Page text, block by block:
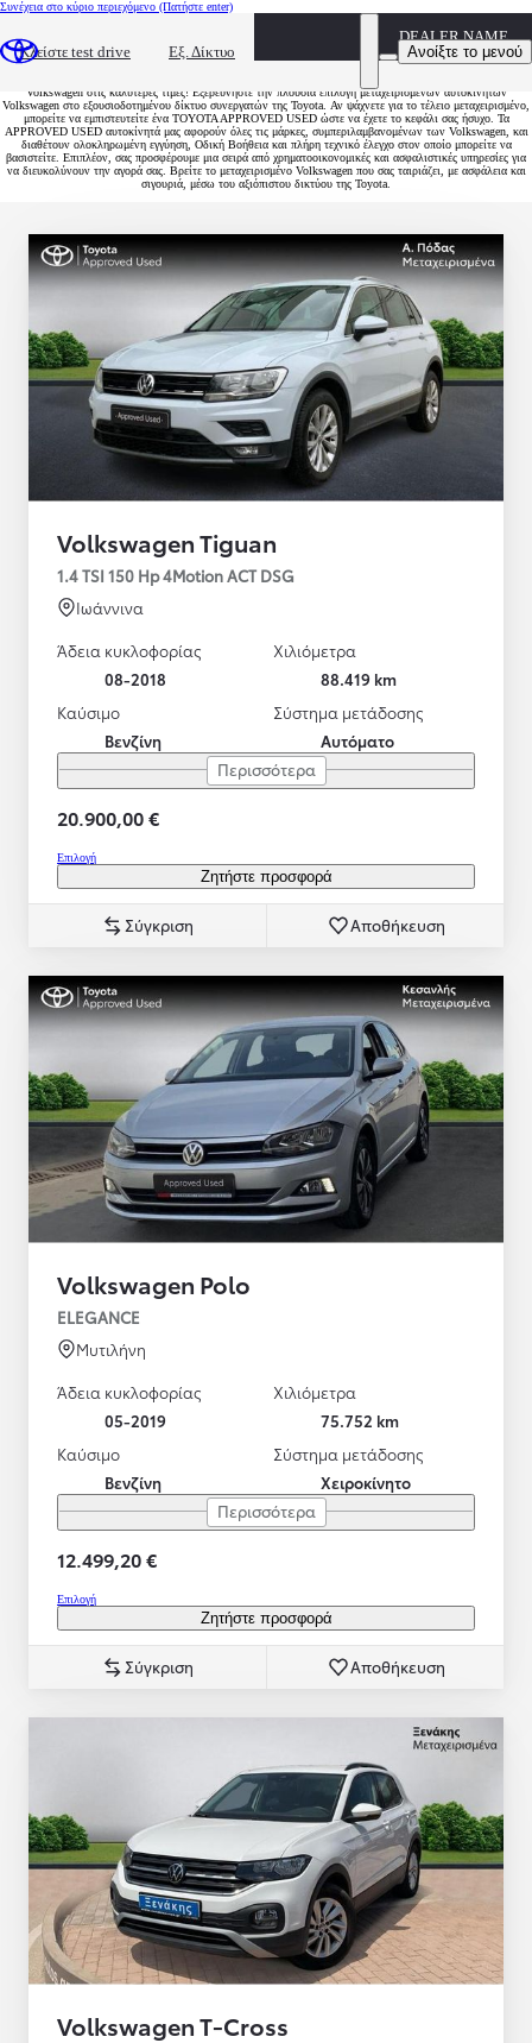
Συνέχεια στο κύριο περιεχόμενο (Πατήστε enter)
Κλείστε test drive Εξ. Δίκτυο
DEALER NAME
Ανοίξτε το μενού
Μεταχειρισμένα Volkswagen
Volkswagen στις καλύτερες τιμές! Εξερευνήστε την πλούσια επιλογή μεταχειρισμένων αυτοκινήτων
Volkswagen στο εξουσιοδοτημένου δίκτυο συνεργατών της Toyota. Αν ψάχνετε για το τέλειο μεταχειρισμένο,
μπορείτε να εμπιστευτείτε ένα TOYOTA APPROVED USED ώστε να έχετε το κεφάλι σας ήσυχο. Τα
APPROVED USED αυτοκίνητά μας αφορούν όλες τις μάρκες, συμπεριλαμβανομένων των Volkswagen, και
διαθέτουν ολοκληρωμένη εγγύηση, Οδική Βοήθεια και πλήρη τεχνικό έλεγχο στον οποίο μπορείτε να
βασιστείτε. Επιπλέον, σας προσφέρουμε μια σειρά από χρηματοοικονομικές και ασφαλιστικές υπηρεσίες για
να διευκολύνουν την αγορά σας. Βρείτε το μεταχειρισμένο Volkswagen που σας ταιριάζει, με ασφάλεια και
σιγουριά, μέσω του αξιόπιστου δικτύου της Toyota.
Volkswagen Tiguan
1.4 TSI 150 Hp 4Motion ACT DSG
Ιωάννινα
Άδεια κυκλοφορίας
08-2018
Χιλιόμετρα
88.419 km
Καύσιμο
Βενζίνη
Σύστημα μετάδοσης
Αυτόματο
Περισσότερα
20.900,00 €
Επιλογή
Ζητήστε προσφορά
Σύγκριση Αποθήκευση
Volkswagen Polo
ELEGANCE
Μυτιλήνη
Άδεια κυκλοφορίας
05-2019
Χιλιόμετρα
75.752 km
Καύσιμο
Βενζίνη
Σύστημα μετάδοσης
Χειροκίνητο
Περισσότερα
12.499,20 €
Επιλογή
Ζητήστε προσφορά
Σύγκριση Αποθήκευση
Volkswagen T-Cross